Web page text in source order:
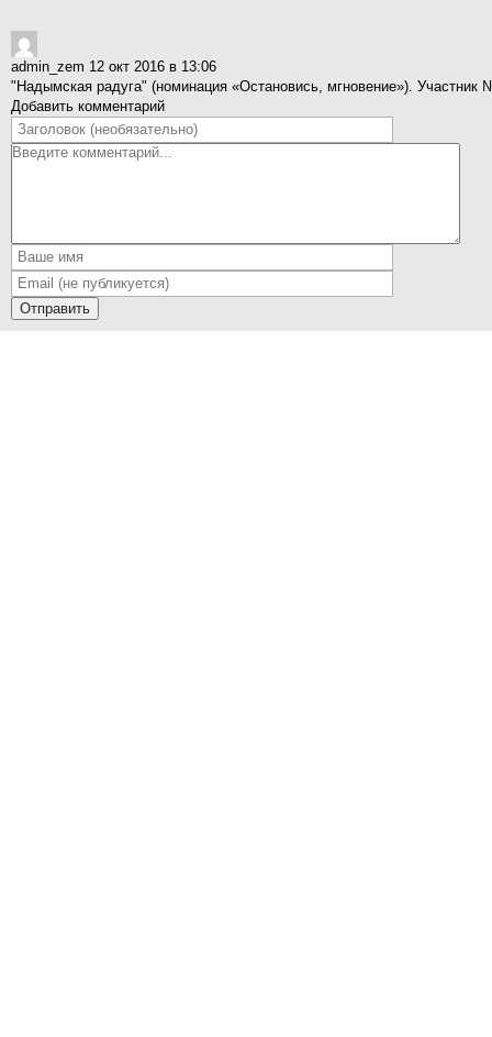
admin_zem 12 окт 2016 в 13:06
"Надымская радуга" (номинация «Остановись, мгновение»). Участник
Добавить комментарий
Отправить